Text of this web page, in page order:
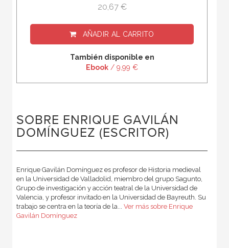
20,67 €
AÑADIR AL CARRITO
También disponible en
Ebook / 9,99 €
SOBRE ENRIQUE GAVILÁN
DOMÍNGUEZ (ESCRITOR)
Enrique Gavilán Domínguez es profesor de Historia medieval
en la Universidad de Valladolid, miembro del grupo Sagunto,
Grupo de investigación y acción teatral de la Universidad de
Valencia, y profesor invitado en la Universidad de Bayreuth. Su
trabajo se centra en la teoría de la... Ver más sobre Enrique
Gavilán Domínguez